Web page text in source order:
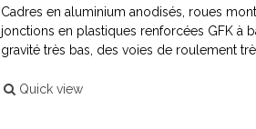
Cadres en aluminium anodisés, roues
jonctions en plastiques renforcées GFK à
gravité très bas, des voies de roulement
Quick view